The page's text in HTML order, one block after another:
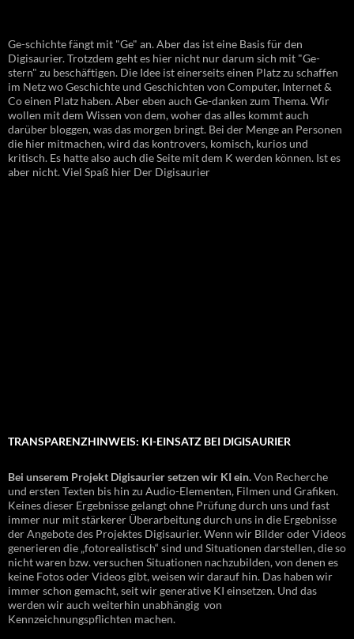
Ge-schichte fängt mit "Ge" an. Aber das ist eine Basis für den
Digisaurier. Trotzdem geht es hier nicht nur darum sich mit "Ge-
stern" zu beschäftigen. Die Idee ist einerseits einen Platz zu schaffen
im Netz wo Geschichte und Geschichten von Computer, Internet &
Co einen Platz haben. Aber eben auch Ge-danken zum Thema. Wir
wollen mit dem Wissen von dem, woher das alles kommt auch
darüber bloggen, was das morgen bringt. Bei der Menge an Personen
die hier mitmachen, wird das kontrovers, komisch, kurios und
kritisch. Es hatte also auch die Seite mit dem K werden können. Ist es
aber nicht. Viel Spaß hier Der Digisaurier
TRANSPARENZHINWEIS: KI-EINSATZ BEI DIGISAURIER
Bei unserem Projekt Digisaurier setzen wir KI ein.Von Recherche
und ersten Texten bis hin zu Audio-Elementen, Filmen und Grafiken.
Keines dieser Ergebnisse gelangt ohne Prüfung durch uns und fast
immer nur mit stärkerer Überarbeitung durch uns in die Ergebnisse
der Angebote des Projektes Digisaurier. Wenn wir Bilder oder Videos
generieren die „fotorealistisch“ sind und Situationen darstellen, die so
nicht waren bzw. versuchen Situationen nachzubilden, von denen es
keine Fotos oder Videos gibt, weisen wir darauf hin. Das haben wir
immer schon gemacht, seit wir generative KI einsetzen. Und das
werden wir auch weiterhin unabhängig von
Kennzeichnungspflichten machen.